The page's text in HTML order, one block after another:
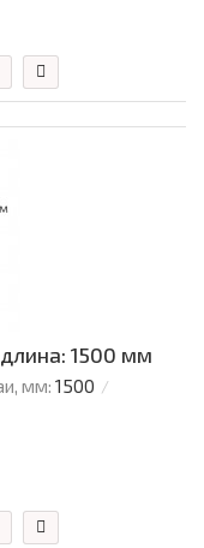
1500 мм
мм: 1500